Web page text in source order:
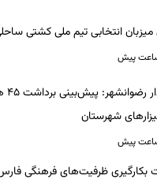
میزبان انتخابی تیم ملی کشتی
شهرستان
بکارگیری ظرفیت‌های فرهنگی